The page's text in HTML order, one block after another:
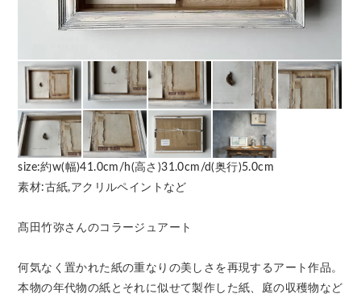
size:約w(幅)41.0cm/h(高さ)31.0cm/d(奥行)5.0cm
素材:古紙,アクリルペイントなど
髙田竹弥さんのコラージュアート
何気なく置かれた紙の重なりの美しさを再現するアート作品。
本物の年代物の紙とそれに似せて製作した紙、庭の収穫物など